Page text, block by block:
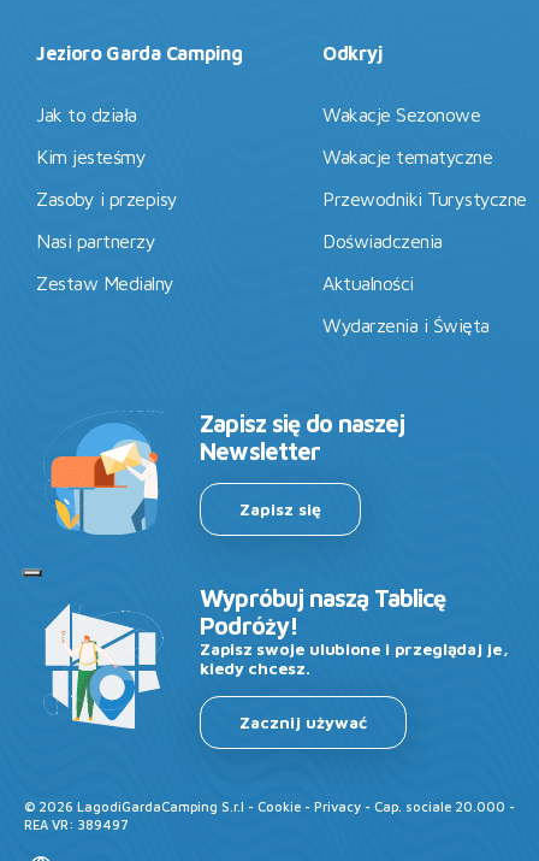
Jezioro Garda Camping
Jak to działa
Kim jesteśmy
Zasoby i przepisy
Nasi partnerzy
Zestaw Medialny
Odkryj
Wakacje Sezonowe
Wakacje tematyczne
Przewodniki Turystyczne
Doświadczenia
Aktualności
Wydarzenia i Święta
Zapisz się do naszej
Newsletter
Zapisz się
Wypróbuj naszą Tablicę
Podróży!
Zapisz swoje ulubione i przeglądaj je,
kiedy chcesz.
Zacznij używać
© 2026 LagodiGardaCamping S.r.l - Cookie - Privacy - Cap. sociale 20.000 -
REA VR: 389497